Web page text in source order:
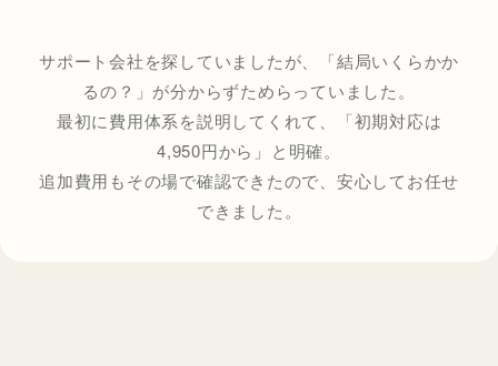
サポート会社を探していましたが、「結局いくらかか
るの？」が分からずためらっていました。
最初に費用体系を説明してくれて、「初期対応は
4,950円から」と明確。
追加費用もその場で確認できたので、安心してお任せ
できました。